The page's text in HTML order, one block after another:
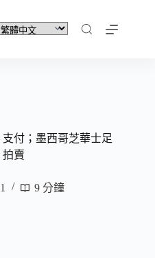
付；墨西哥芝華士足
拍賣
9 分鐘